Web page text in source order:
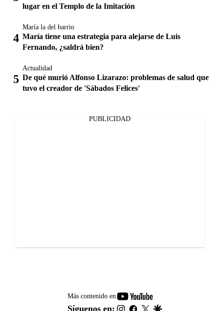
lugar en el Templo de la Imitación
María la del barrio
María tiene una estrategia para alejarse de Luis
Fernando, ¿saldrá bien?
Actualidad
De qué murió Alfonso Lizarazo: problemas de salud que
tuvo el creador de 'Sábados Felices'
PUBLICIDAD
Más contenido en
youtube-
footer
Síguenos en: instagram
facebook
twitter